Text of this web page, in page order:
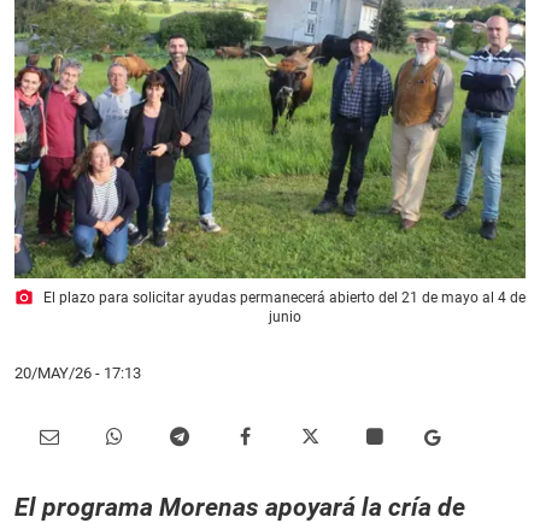
photo_camera
El plazo para solicitar ayudas permanecerá abierto del 21 de mayo al 4 de
junio
20/MAY/26 - 17:13
El programa Morenas apoyará la cría de